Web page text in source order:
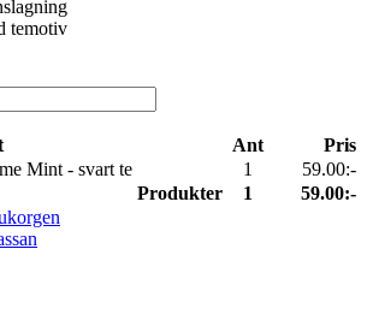
temotiv
Ant
Pris
Mint - svart te
1
59.00:-
Produkter
1
59.00:-